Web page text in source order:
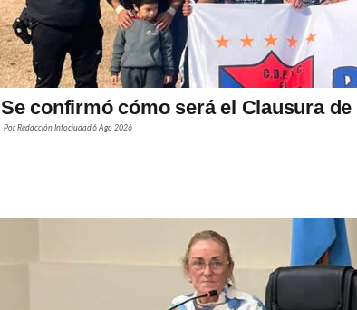
Se confirmó cómo será el Clausura
Por Redacción Infociudad6 Ago 2026